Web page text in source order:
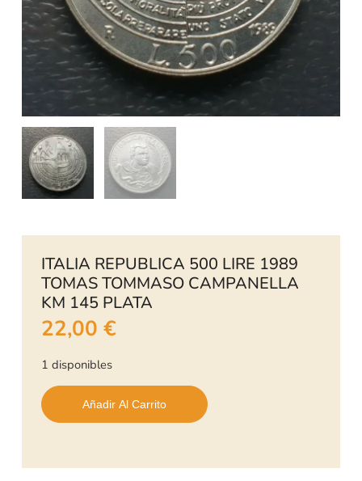
ITALIA REPUBLICA 500 LIRE 1989
TOMAS TOMMASO CAMPANELLA
KM 145 PLATA
22,00 €
1 disponibles
Añadir Al Carrito